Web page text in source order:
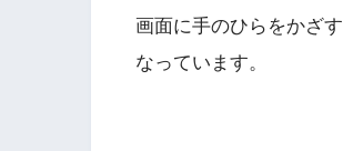
画面に手のひらをかざ
なっています。